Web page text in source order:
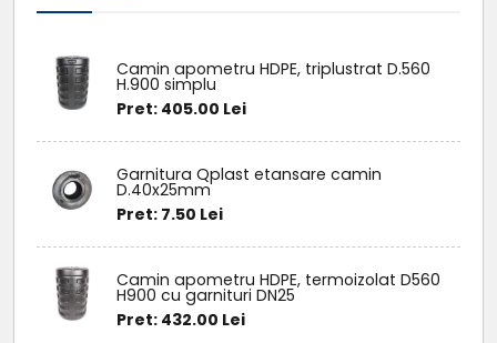
Camin apometru HDPE, triplustrat D.560
H.900 simplu
Pret: 405.00 Lei
Garnitura Qplast etansare camin
D.40x25mm
Pret: 7.50 Lei
Camin apometru HDPE, termoizolat D560
H900 cu garnituri DN25
Pret: 432.00 Lei